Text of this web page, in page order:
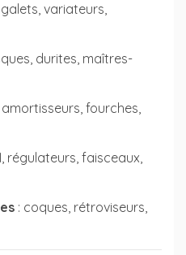
variateurs,
durites, maîtres-
amortisseurs, fourches,
régulateurs, faisceaux,
: coques, rétroviseurs,